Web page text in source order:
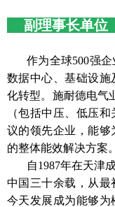
副理事长单
作为全球500强
数据中心、基础设
化转型。施耐德电气
（包括中压、低压
议的领先企业，能
的整体能效解决方案。
自1987年在天津
中国三十余载，从最
今天发展成为能够为